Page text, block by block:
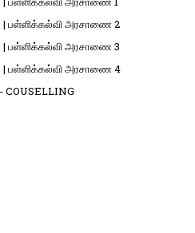
| பள்ளிக்கல்வி அரசாணை 2
| பள்ளிக்கல்வி அரசாணை 3
| பள்ளிக்கல்வி அரசாணை 4
COUSELLING